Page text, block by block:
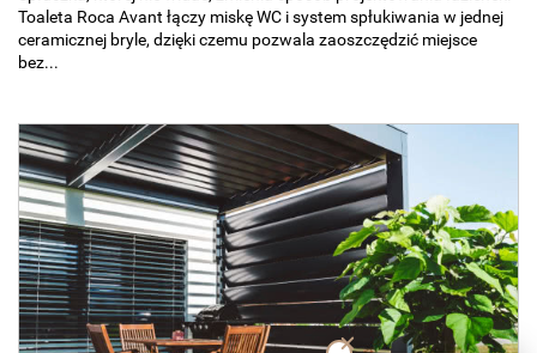
Toaleta Roca Avant łączy miskę WC i system spłukiwania w jednej
ceramicznej bryle, dzięki czemu pozwala zaoszczędzić miejsce
bez...